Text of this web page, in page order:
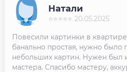
Повесили картинки в
банально простая, нужно было
небольших картин. Нужен был
мастера. Спасибо мастеру,
Натали
⭐⭐⭐⭐⭐ 20.05.2025